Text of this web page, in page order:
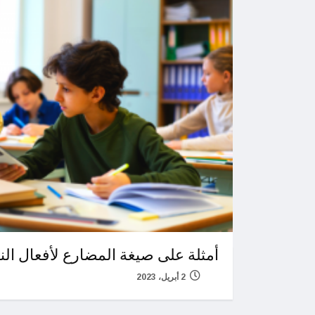
أمثلة على صيغة المضارع لأفعال
2 أبريل، 2023